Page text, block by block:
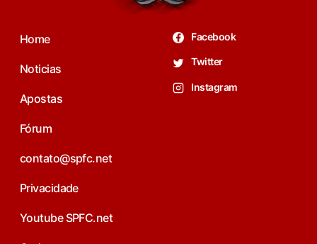
Home
Noticias
Apostas
Fórum
contato@spfc.net
Privacidade
Youtube SPFC.net
Facebook
Twitter
Instagram